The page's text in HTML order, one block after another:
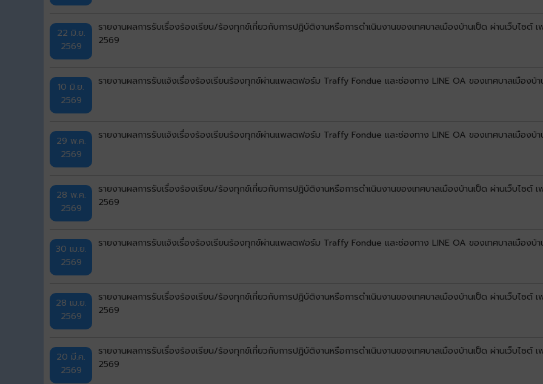
22 มิ.ย.
2569
รายงานผลการรับเรื่องร้องเรียน/ร้องทุกข์เกี่ยวกับการปฏิบัติงานหรือการดำเนินงานของเทศบาลเมืองบ้านเป็ด ผ่านเว็บไซ
2569
10 มิ.ย.
2569
รายงานผลการรับแจ้งเรื่องร้องเรียนร้องทุกข์ผ่านแพลตฟอร์ม Traffy Fondue และช่องทาง LINE OA ของเทศบาลเมืองบ้
29 พ.ค.
2569
รายงานผลการรับแจ้งเรื่องร้องเรียนร้องทุกข์ผ่านแพลตฟอร์ม Traffy Fondue และช่องทาง LINE OA ของเทศบาลเมืองบ้า
28 พ.ค.
2569
รายงานผลการรับเรื่องร้องเรียน/ร้องทุกข์เกี่ยวกับการปฏิบัติงานหรือการดำเนินงานของเทศบาลเมืองบ้านเป็ด ผ่านเว็บไซต์
2569
30 เม.ย.
2569
รายงานผลการรับแจ้งเรื่องร้องเรียนร้องทุกข์ผ่านแพลตฟอร์ม Traffy Fondue และช่องทาง LINE OA ของเทศบาลเมืองบ้
28 เม.ย.
2569
รายงานผลการรับเรื่องร้องเรียน/ร้องทุกข์เกี่ยวกับการปฏิบัติงานหรือการดำเนินงานของเทศบาลเมืองบ้านเป็ด ผ่านเว็บไซต์
2569
20 มี.ค.
2569
รายงานผลการรับเรื่องร้องเรียน/ร้องทุกข์เกี่ยวกับการปฏิบัติงานหรือการดำเนินงานของเทศบาลเมืองบ้านเป็ด ผ่านเว็บไซ
2569